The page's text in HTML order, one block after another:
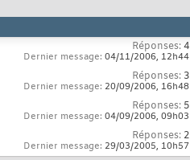
Réponses:4
Dernier message: 04/11/2006, 12h44
Réponses: 3
Dernier message: 20/09/2006, 16h48
Réponses: 5
Dernier message: 04/09/2006, 09h03
Réponses: 2
Dernier message: 29/03/2005, 10h57